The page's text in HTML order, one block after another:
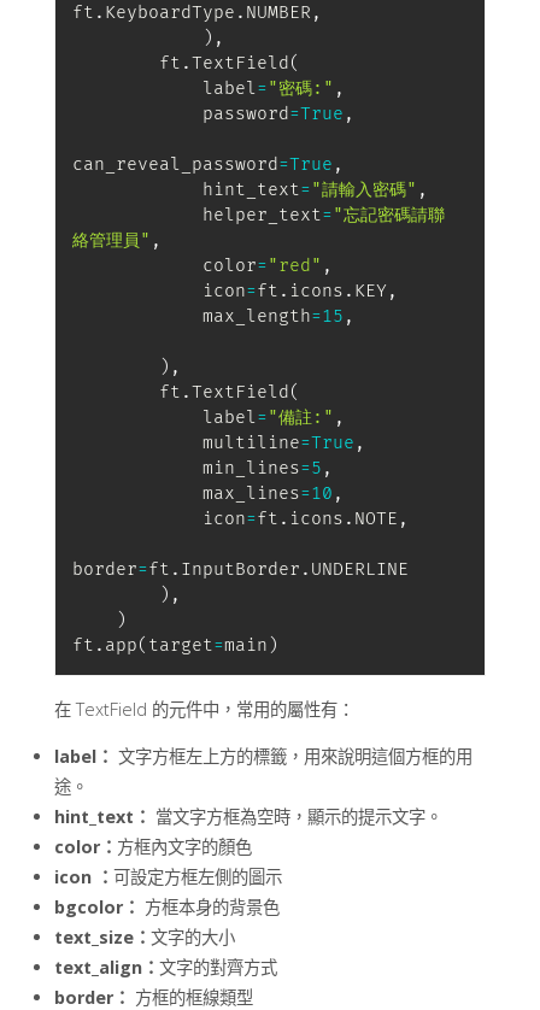
ft . KeyboardType . NUMBER ,
) ,
        ft
.TextField (
            label
= "密碼:" ,
            password
=True ,
can_reveal_password=True ,
            hint_text
= "請輸入密碼" ,
            helper_text
= "忘記密碼請聯
絡管理員" ,
            color
= "red" ,
            icon
=ft . icons . KEY,
            max_length
=15 ,
) ,
        ft
.TextField (
            label
= "備註:" ,
            multiline
=True ,
            min_lines
=5 ,
            max_lines
=10 ,
            icon
=ft . icons . NOTE ,
border=ft . InputBorder . UNDERLINE
) ,
)
ft . app( target=main )
在 TextField 的元件中，常用的屬性有：
label： 文字方框左上方的標籤，用來說明這個方框的用
途。
hint_text： 當文字方框為空時，顯示的提示文字。
color： 方框內文字的顏色
icon ： 可設定方框左側的圖示
bgcolor： 方框本身的背景色
text_size： 文字的大小
text_align： 文字的對齊方式
border： 方框的框線類型